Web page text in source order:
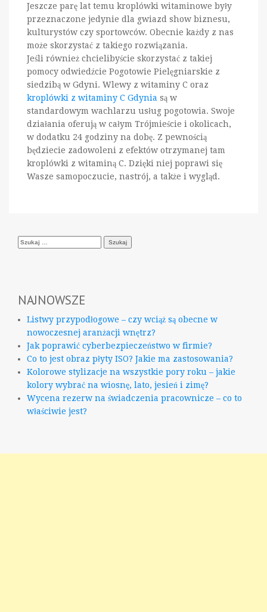
Jeszcze parę lat temu kroplówki witaminowe były
przeznaczone jedynie dla gwiazd show biznesu,
kulturystów czy sportowców. Obecnie każdy z nas
może skorzystać z takiego rozwiązania.
Jeśli również chcielibyście skorzystać z takiej
pomocy odwiedźcie Pogotowie Pielęgniarskie z
siedzibą w Gdyni. Wlewy z witaminy C oraz
kroplówki z witaminy C Gdynia są w
standardowym wachlarzu usług pogotowia. Swoje
działania oferują w całym Trójmieście i okolicach,
w dodatku 24 godziny na dobę. Z pewnością
będziecie zadowoleni z efektów otrzymanej tam
kroplówki z witaminą C. Dzięki niej poprawi się
Wasze samopoczucie, nastrój, a także i wygląd.
Szukaj:
NAJNOWSZE
Listwy przypodłogowe – czy wciąż są obecne w
nowoczesnej aranżacji wnętrz?
Jak poprawić cyberbezpieczeństwo w firmie?
Co to jest obraz płyty ISO? Jakie ma zastosowania?
Kolorowe stylizacje na wszystkie pory roku – jakie
kolory wybrać na wiosnę, lato, jesień i zimę?
Wycena rezerw na świadczenia pracownicze – co to
właściwie jest?